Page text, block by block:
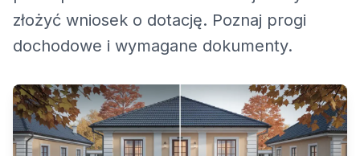
złożyć wniosek o dotację. Poznaj progi
dochodowe i wymagane dokumenty.